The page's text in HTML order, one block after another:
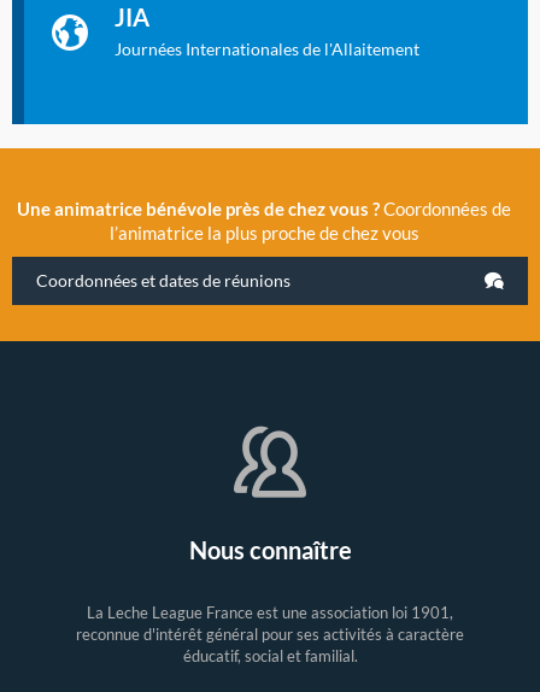
JIA
Journées Internationales de l'Allaitement
2019 la 11e Journée Internationale de l’Allaitement, un
évènement exceptionnel organisé par LLL France.
Une animatrice bénévole près de chez vous ?Coordonnées de
l’animatrice la plus proche de chez vous
Coordonnées et dates de réunions
Nous connaître
La Leche League France est une association loi 1901,
reconnue d'intérêt général pour ses activités à caractère
éducatif, social et familial.